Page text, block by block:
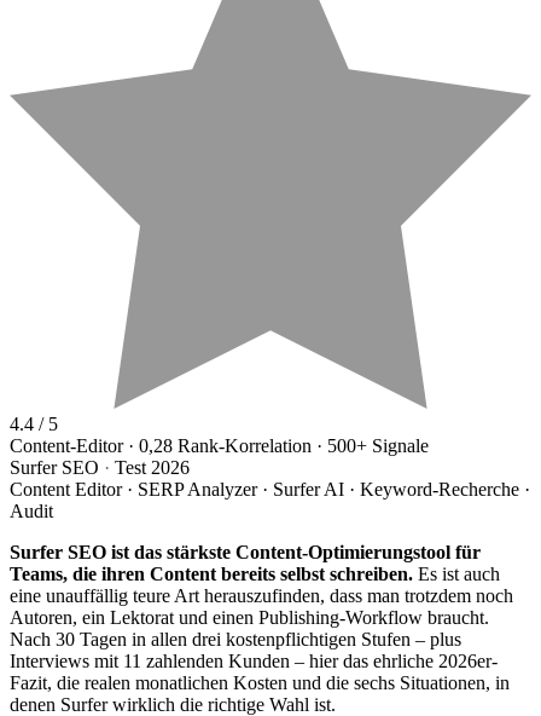
4.4 / 5
Content-Editor · 0,28 Rank-Korrelation · 500+ Signale
Surfer SEO · Test 2026
Content Editor · SERP Analyzer · Surfer AI · Keyword-Recherche ·
Audit
Surfer SEO ist das stärkste Content-Optimierungstool für
Teams, die ihren Content bereits selbst schreiben. Es ist auch
eine unauffällig teure Art herauszufinden, dass man trotzdem noch
Autoren, ein Lektorat und einen Publishing-Workflow braucht.
Nach 30 Tagen in allen drei kostenpflichtigen Stufen – plus
Interviews mit 11 zahlenden Kunden – hier das ehrliche 2026er-
Fazit, die realen monatlichen Kosten und die sechs Situationen, in
denen Surfer wirklich die richtige Wahl ist.